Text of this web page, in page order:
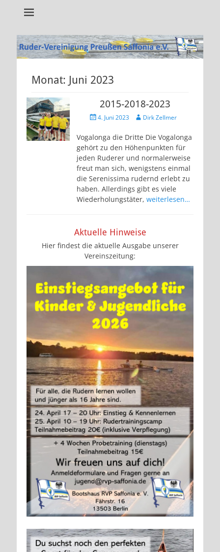
Monat: Juni 2023
2015-2018-2023
Veröffentlicht
4. Juni 2023 AutorDirk Zellmer
Vogalonga die Dritte Die Vogalonga
gehört zu den Höhenpunkten für
jeden Ruderer und normalerweise
freut man sich, wenigstens einmal
die Serenissima rudernd erlebt zu
haben. Allerdings gibt es viele
Wiederholungstäter, weiterlesen…
Aktuelle Hinweise
Hier findest die aktuelle Ausgabe unserer
Vereinszeitung: